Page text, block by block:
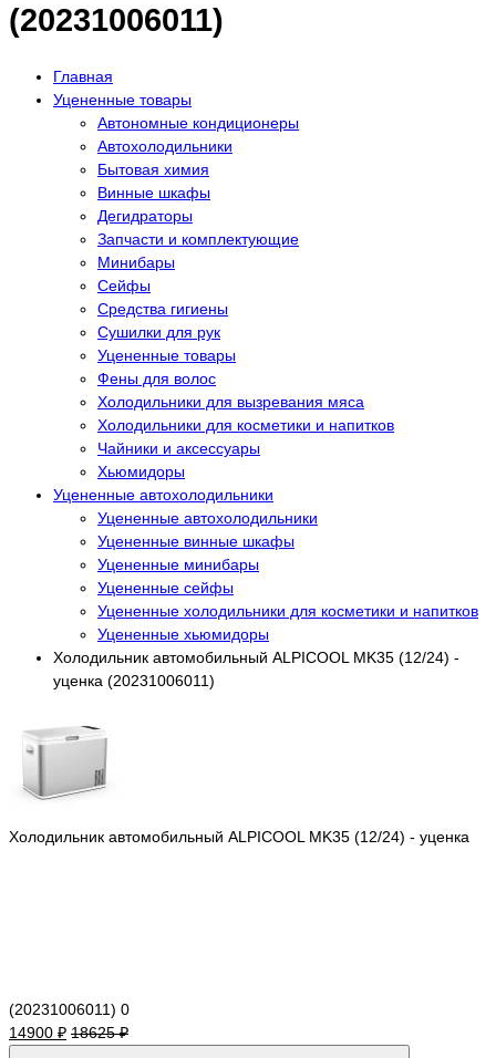
(20231006011)
Главная
Уцененные товары
Автономные кондиционеры
Автохолодильники
Бытовая химия
Винные шкафы
Дегидраторы
Запчасти и комплектующие
Минибары
Сейфы
Средства гигиены
Сушилки для рук
Уцененные товары
Фены для волос
Холодильники для вызревания мяса
Холодильники для косметики и напитков
Чайники и аксессуары
Хьюмидоры
Уцененные автохолодильники
Уцененные автохолодильники
Уцененные винные шкафы
Уцененные минибары
Уцененные сейфы
Уцененные холодильники для косметики и напитков
Уцененные хьюмидоры
Холодильник автомобильный ALPICOOL MK35 (12/24) -
уценка (20231006011)
Холодильник автомобильный ALPICOOL MK35 (12/24) - уценка
(20231006011) 0
14900 ₽ 18625 ₽